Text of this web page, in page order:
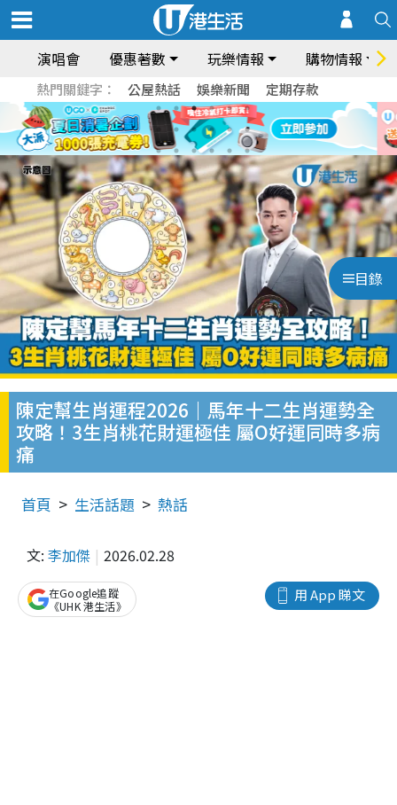
演唱會 優惠著數 玩樂情報 購物情報
熱門關鍵字： 公屋熱話 娛樂新聞 定期存款
目錄
陳定幫生肖運程2026｜馬年十二生肖運勢全
攻略！3生肖桃花財運極佳 屬O好運同時多病
痛
首頁 生活話題 熱話
文: 李加傑 2026.02.28
用 App 睇文
在Google追蹤
《UHK 港生活》